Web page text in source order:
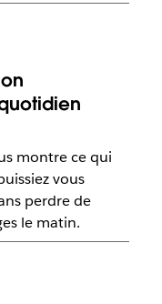
montre ce qui
vous
perdre de
le matin.